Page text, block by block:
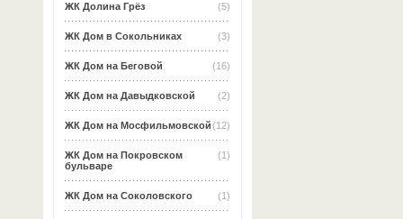
(5)
ЖК Долина Грёз
(3)
ЖК Дом в Сокольниках
(16)
ЖК Дом на Беговой
(2)
ЖК Дом на Давыдковской
(12)
ЖК Дом на Мосфильмовской
(1)
ЖК Дом на Покровском
бульваре
(1)
ЖК Дом на Соколовского